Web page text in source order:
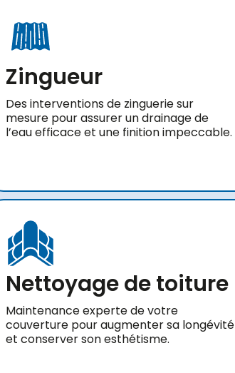
Zingueur
Des interventions de zinguerie sur
mesure pour assurer un drainage de
l’eau efficace et une finition impeccable.
Nettoyage de toiture
Maintenance experte de votre
couverture pour augmenter sa longévité
et conserver son esthétisme.